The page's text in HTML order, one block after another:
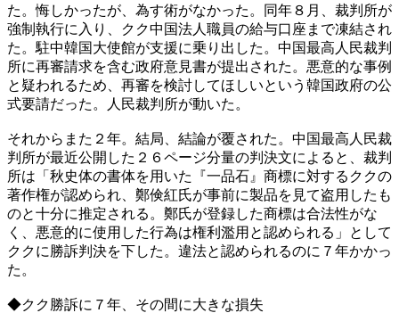
た。悔しかったが、為す術がなかった。同年８月、裁判所が
強制執行に入り、クク中国法人職員の給与口座まで凍結され
た。駐中韓国大使館が支援に乗り出した。中国最高人民裁判
所に再審請求を含む政府意見書が提出された。悪意的な事例
と疑われるため、再審を検討してほしいという韓国政府の公
式要請だった。人民裁判所が動いた。
それからまた２年。結局、結論が覆された。中国最高人民裁
判所が最近公開した２６ページ分量の判決文によると、裁判
所は「秋史体の書体を用いた『一品石』商標に対するククの
著作権が認められ、鄭倹紅氏が事前に製品を見て盗用したも
のと十分に推定される。鄭氏が登録した商標は合法性がな
く、悪意的に使用した行為は権利濫用と認められる」として
ククに勝訴判決を下した。違法と認められるのに７年かかっ
た。
◆クク勝訴に７年、その間に大きな損失